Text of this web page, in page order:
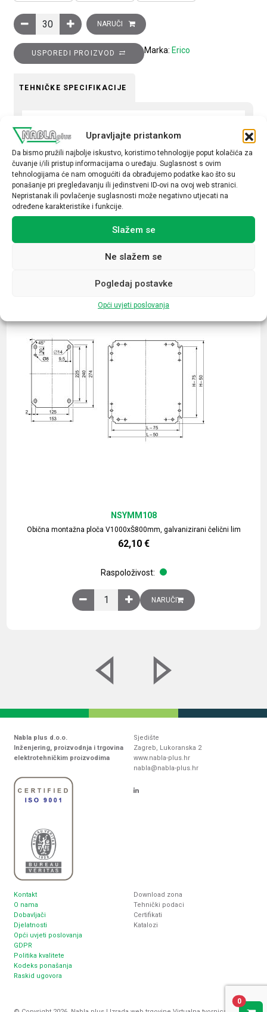
Upravljajte pristankom
Da bismo pružili najbolje iskustvo, koristimo tehnologije poput kolačića za
čuvanje i/ili pristup informacijama o uređaju. Suglasnost s ovim
tehnologijama će nam omogućiti da obrađujemo podatke kao što su
ponašanje pri pregledavanju ili jedinstveni ID-ovi na ovoj web stranici.
Nepristanak ili povlačenje suglasnosti može negativno utjecati na
određene karakteristike i funkcije.
Slažem se
Ne slažem se
Pogledaj postavke
Opći uvjeti poslovanja
Spiralni omotač (unutarnji fi=20mm), crni (pak. 30m),
NARUČI
USPOREDI PROIZVOD Marka: Erico
TEHNIČKE SPECIFIKACIJE
spiralni omotači
Boja
crna
Povezani proizvodi
Obična montažna ploča V1000xŠ800mm, galvanizirani čelični lim
NSYMM108
62,10 €
Raspoloživost:
Obična montažna ploča V1000xŠ800mm,
NARUČI
Nabla plus d.o.o.
Inženjering, proizvodnja i trgovina
elektrotehničkim proizvodima
Sjedište
Zagreb, Lukoranska 2
www.nabla-plus.hr
nabla@nabla-plus.hr
Kontakt
O nama
Dobavljači
Djelatnosti
Opći uvjeti poslovanja
GDPR
Politika kvalitete
Kodeks ponašanja
Raskid ugovora
Download zona
Tehnički podaci
Certifikati
Katalozi
0